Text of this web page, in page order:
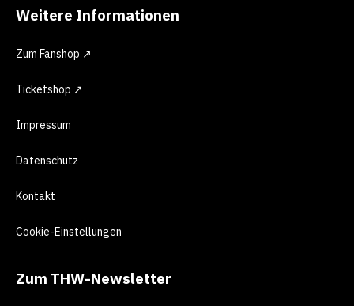
Weitere Informationen
Zum Fanshop ↗
Ticketshop ↗
Impressum
Datenschutz
Kontakt
Cookie-Einstellungen
Zum THW-Newsletter